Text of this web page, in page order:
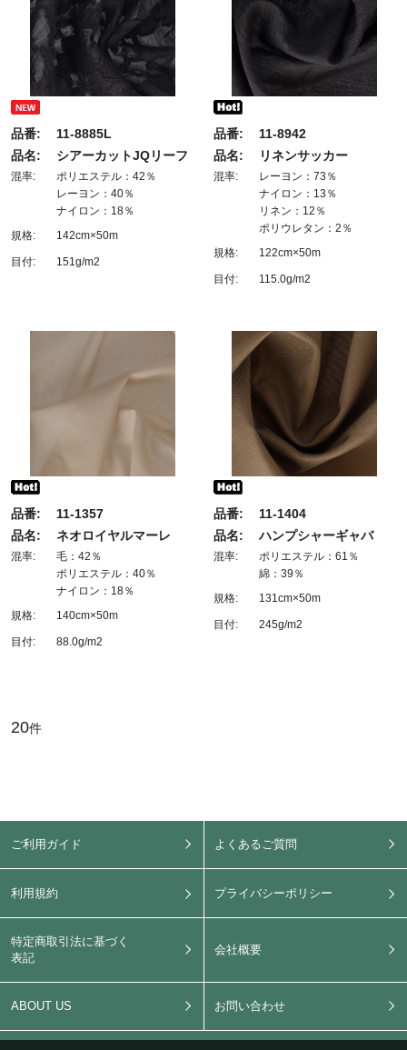
品番:
11-8885L
品名:
シアーカットJQリーフ
混率:
ポリエステル：42％
レーヨン：40％
ナイロン：18％
規格:
142cm×50m
目付: 151g/m2
品番:
11-8942
品名:
リネンサッカー
混率:
レーヨン：73％
ナイロン：13％
リネン：12％
ポリウレタン：2％
規格:
122cm×50m
目付: 115.0g/m2
品番:
11-1357
品名:
ネオロイヤルマーレ
混率:
毛：42％
ポリエステル：40％
ナイロン：18％
規格:
140cm×50m
目付: 88.0g/m2
品番:
11-1404
品名:
ハンプシャーギャバ
混率:
ポリエステル：61％
綿：39％
規格:
131cm×50m
目付: 245g/m2
20件
ご利用ガイド よくあるご質問
利用規約 プライバシーポリシー
特定商取引法に基づく
表記
会社概要
ABOUT US お問い合わせ